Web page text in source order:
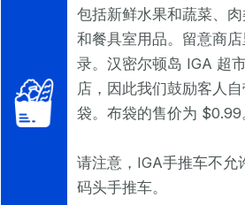
包括新鲜水果和蔬菜、
和餐具室用品。留意商
录。汉密尔顿岛 IGA 超
店，因此我们鼓励客人
袋。布袋的售价为 $0.99
请注意，IGA手推车不允
码头手推车。